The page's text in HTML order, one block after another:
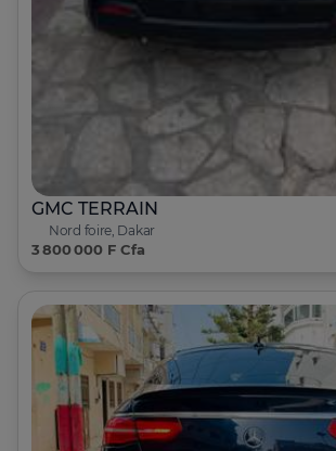
GMC TERRAIN
Nord foire, Dakar
3 800 000 F Cfa